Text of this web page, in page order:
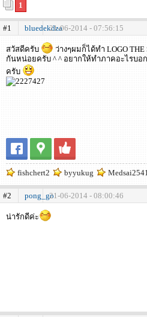
1
#1 bluedekdza21-06-2014 - 07:56:15
สวัสดีครับ
ว่างๆผมก็ได้ทำ LOGO
กันหน่อยครับ ^ ^ อยากให้ทำภาคอะไรบอ
ครับ
fishchert2 byyukug
#2 pong_go21-06-2014 - 08:00:46
น่ารักดีค่ะ